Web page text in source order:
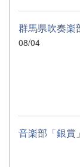
群馬県吹奏楽
08/04
音楽部「銀賞